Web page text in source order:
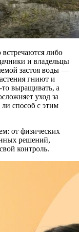
либо
и владельцы
застоя воды —
гниют и
выращивать, а
уход за
способ с этим
от физических
решений,
контроль.